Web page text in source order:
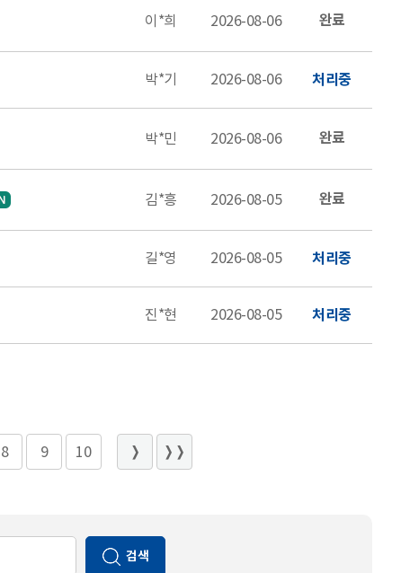
이*희 2026-08-06 완료
박*기 2026-08-06 처리중
박*민 2026-08-06 완료
김*흥 2026-08-05 완료
길*영 2026-08-05 처리중
진*현 2026-08-05 처리중
8 9 10
검색